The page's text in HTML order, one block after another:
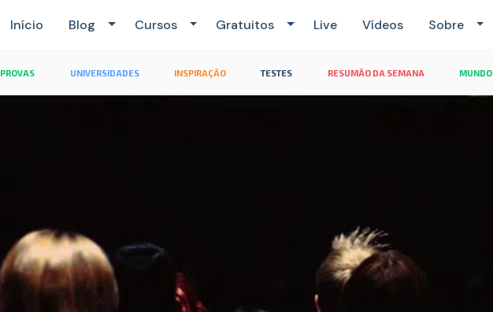
Início Blog Cursos Gratuitos Live Vídeos Sobre
PROVAS UNIVERSIDADES INSPIRAÇÃO TESTES RESUMÃO DA SEMANA MUNDO